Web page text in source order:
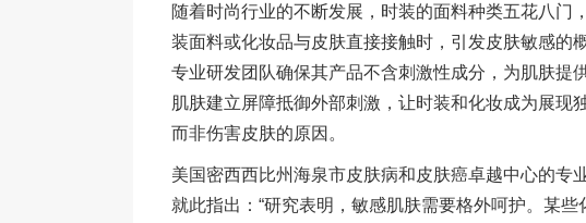
随着时尚行业的不断发展，时装的面料种类五花八门
装面料或化妆品与皮肤直接接触时，引发皮肤敏感的
专业研发团队确保其产品不含刺激性成分，为肌肤提
肌肤建立屏障抵御外部刺激，让时装和化妆成为展现
而非伤害皮肤的原因。
美国密西西比州海泉市皮肤病和皮肤癌卓越中心的专
就此指出：“研究表明，敏感肌肤需要格外呵护。某